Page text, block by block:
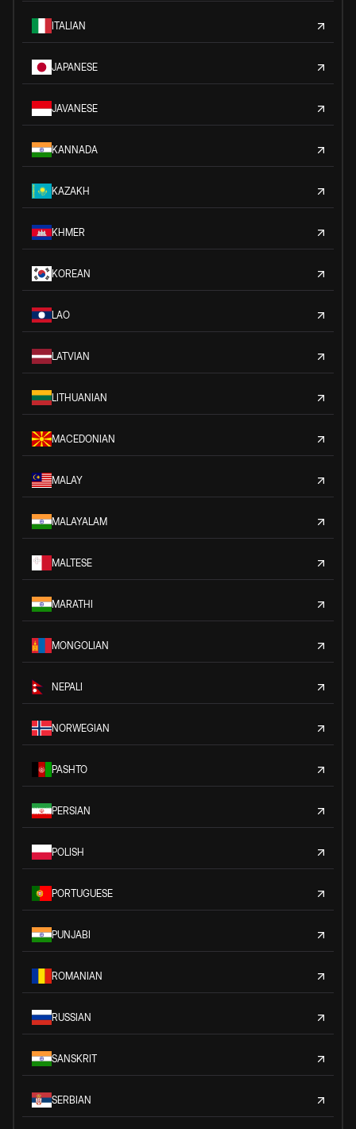
ITALIAN
JAPANESE
JAVANESE
KANNADA
KAZAKH
KHMER
KOREAN
LAO
LATVIAN
LITHUANIAN
MACEDONIAN
MALAY
MALAYALAM
MALTESE
MARATHI
MONGOLIAN
NEPALI
NORWEGIAN
PASHTO
PERSIAN
POLISH
PORTUGUESE
PUNJABI
ROMANIAN
RUSSIAN
SANSKRIT
SERBIAN